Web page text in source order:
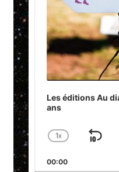
Les éditions Au
ans
CHANGE
RATE
1X
00:00